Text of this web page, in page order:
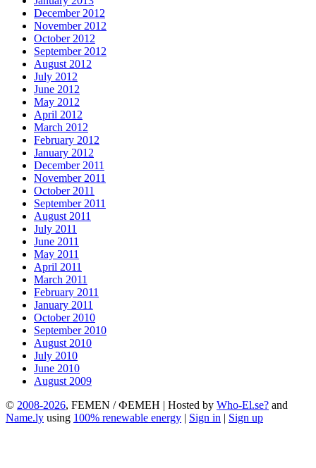
December 2012
November 2012
October 2012
September 2012
August 2012
July 2012
June 2012
May 2012
April 2012
March 2012
February 2012
January 2012
December 2011
November 2011
October 2011
September 2011
August 2011
July 2011
June 2011
May 2011
April 2011
March 2011
February 2011
January 2011
October 2010
September 2010
August 2010
July 2010
June 2010
August 2009
© 2008-2026, FEMEN / ФЕМЕН | Hosted by Who-El.se? and
Name.ly using 100% renewable energy | Sign in | Sign up